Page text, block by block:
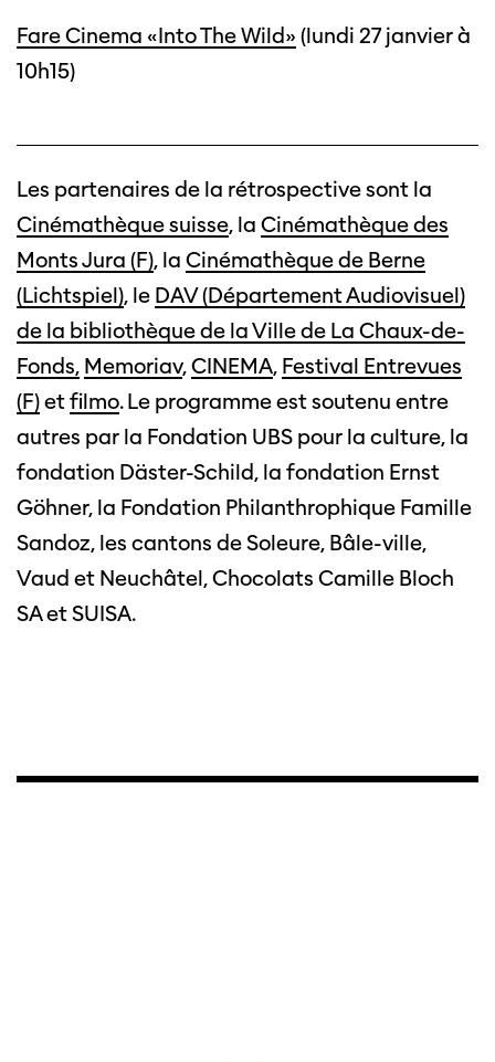
optimale avec Internet Explorer. Veuillez
Fare Cinema «Into The Wild» (lundi 27 janvier à
10h15)
Les partenaires de la rétrospective sont la
Cinémathèque suisse, la Cinémathèque des
Monts Jura (F), la Cinémathèque de Berne
(Lichtspiel), le DAV (Département Audiovisuel)
de la bibliothèque de la Ville de La Chaux-de-
Fonds, Memoriav,CINEMA, Festival Entrevues
(F)etfilmo. Le programme est soutenu entre
autres par la Fondation UBS pour la culture, la
fondation Däster-Schild, la fondation Ernst
Göhner, la Fondation Philanthrophique Famille
Sandoz, les cantons de Soleure, Bâle-ville,
Vaud et Neuchâtel, Chocolats Camille Bloch
SA et SUISA.